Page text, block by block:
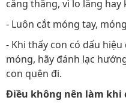
căng thẳng, vì lo lắng
- Luôn cắt móng tay,
- Khi thấy con có dấu
móng, hãy đánh lạc
con quên đi.
Điều không nên làm khi